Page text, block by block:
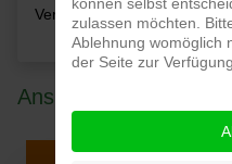
Vereinsvorsitzender
Ansprechpartner
zulassen möchten.
Ablehnung womöglich
der Seite zur